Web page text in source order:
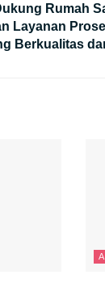
Rumah
Layanan
Berkualitas